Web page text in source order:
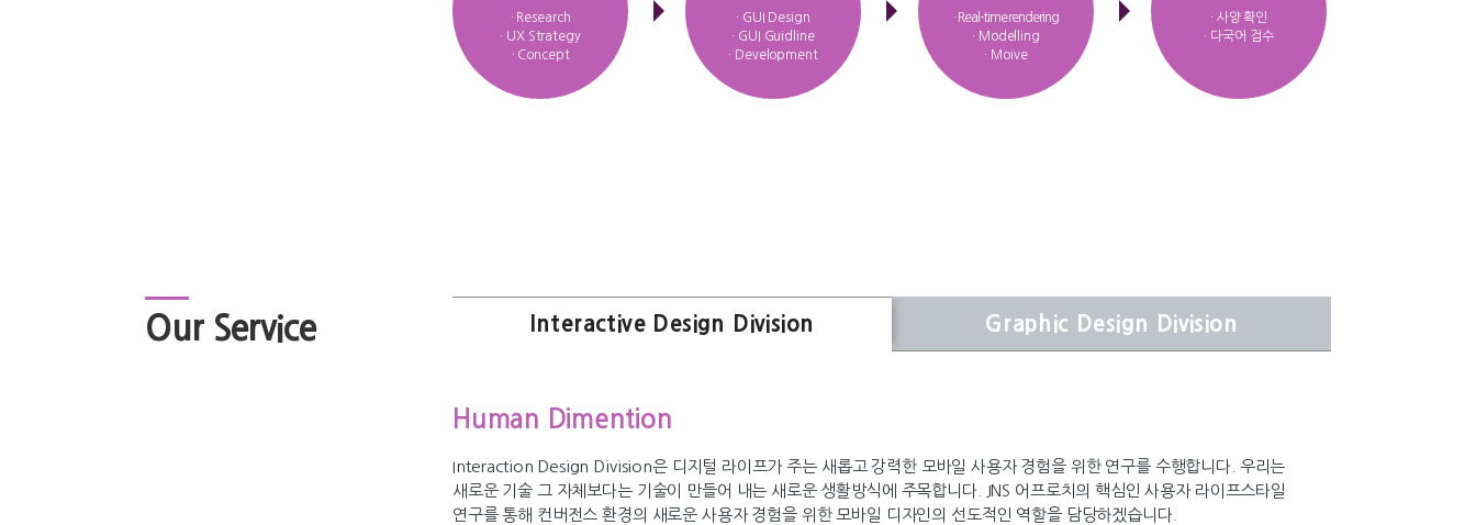
· Research
· UX Strategy
· Concept
· GUI Design
· GUI Guidline
· Development
· Real-time rendering
· Modelling
· Moive
· 사양 확인
· 다국어 검수
Our Service Interactive Design Division Graphic Design Division
Human Dimention
Interaction Design Division은 디지털 라이프가 주는 새롭고 강력한 모바일 사용자 경험을 위한 연구를 수행합니다. 우리는
새로운 기술 그 자체보다는 기술이 만들어 내는 새로운 생활방식에 주목합니다. JNS 어프로치의 핵심인 사용자 라이프스타일
연구를 통해 컨버전스 환경의 새로운 사용자 경험을 위한 모바일 디자인의 선도적인 역할을 담당하겠습니다.